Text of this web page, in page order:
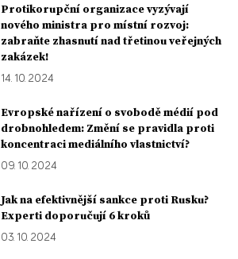
Protikorupční organizace vyzývají
nového ministra pro místní rozvoj:
zabraňte zhasnutí nad třetinou veřejných
zakázek!
14. 10. 2024
Evropské nařízení o svobodě médií pod
drobnohledem: Změní se pravidla proti
koncentraci mediálního vlastnictví?
09. 10. 2024
Jak na efektivnější sankce proti Rusku?
Experti doporučují 6 kroků
03. 10. 2024